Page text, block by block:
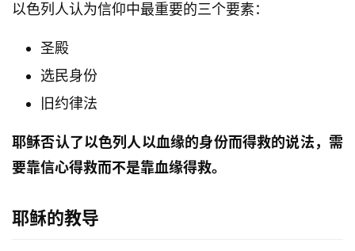
崇
专
题
讲
以色列人认为信仰中最重要的三个要素：
圣殿
选民身份
旧约律法
耶稣否认了以色列人以血缘的身份而得救的说法，需
要靠信心得救而不是靠血缘得救。
耶稣的教导